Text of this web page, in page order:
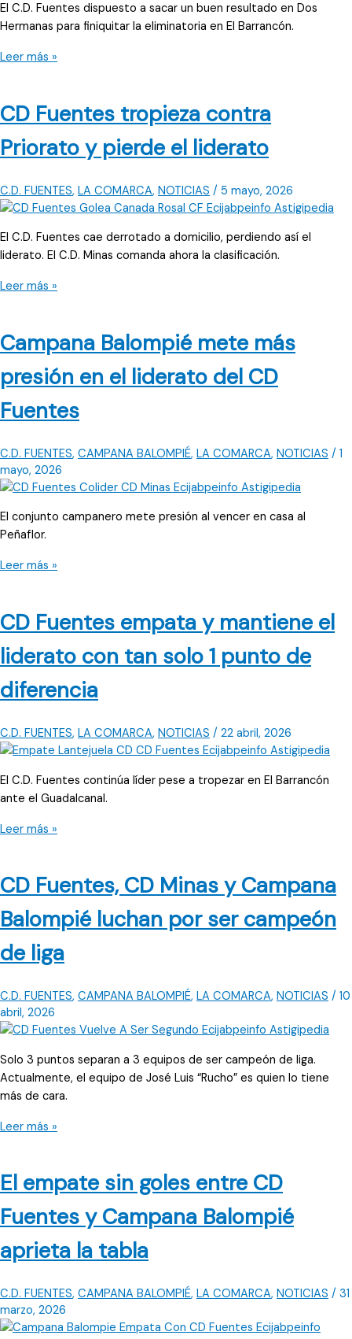
El C.D. Fuentes dispuesto a sacar un buen resultado en Dos
Hermanas para finiquitar la eliminatoria en El Barrancón.
CD
en
de
a
la
Fuente
del
Leer más »
CD Fuentes tropieza contra
Priorato y pierde el liderato
C.D. FUENTES, LA COMARCA, NOTICIAS / 5 mayo, 2026
El C.D. Fuentes cae derrotado a domicilio, perdiendo así el
liderato. El C.D. Minas comanda ahora la clasificación.
CD
contra
y
el
Leer más »
Campana Balompié mete más
presión en el liderato del CD
Fuentes
C.D. FUENTES, CAMPANA BALOMPIÉ, LA COMARCA, NOTICIAS / 1
mayo, 2026
El conjunto campanero mete presión al vencer en casa al
Peñaflor.
Campana
más
en
liderato
CD
Fuentes
Leer más »
CD Fuentes empata y mantiene el
liderato con tan solo 1 punto de
diferencia
C.D. FUENTES, LA COMARCA, NOTICIAS / 22 abril, 2026
El C.D. Fuentes continúa líder pese a tropezar en El Barrancón
ante el Guadalcanal.
CD
y
el
con
solo
1
punto
diferencia
Leer más »
CD Fuentes, CD Minas y Campana
Balompié luchan por ser campeón
de liga
C.D. FUENTES, CAMPANA BALOMPIÉ, LA COMARCA, NOTICIAS / 10
abril, 2026
Solo 3 puntos separan a 3 equipos de ser campeón de liga.
Actualmente, el equipo de José Luis “Rucho” es quien lo tiene
más de cara.
CD
Minas
Campana
luchan
ser
campeón
de
Leer más »
El empate sin goles entre CD
Fuentes y Campana Balompié
aprieta la tabla
C.D. FUENTES, CAMPANA BALOMPIÉ, LA COMARCA, NOTICIAS / 31
marzo, 2026